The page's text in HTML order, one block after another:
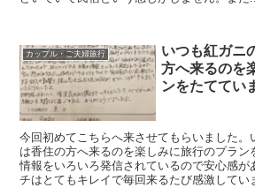
カップル・ご夫婦旅行
いつも紅ガニ
方へ来るのを
ンをたてて
今回初めてこちらへ来させてもらいました。
は香住の方へ来るのを楽しみに旅行のプラン
情報をいろいろ発信されているので安心感が
チはとてもキレイで毎回来るたび感激してい